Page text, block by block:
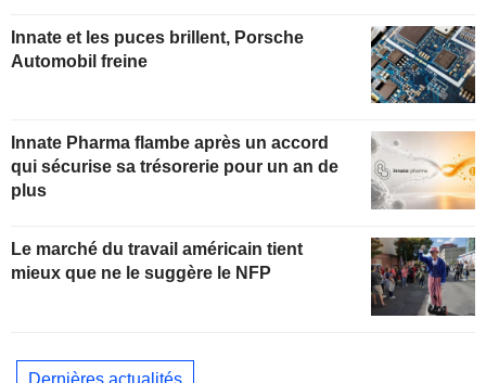
Innate et les puces brillent, Porsche
Automobil freine
Innate Pharma flambe après un accord
qui sécurise sa trésorerie pour un an de
plus
Le marché du travail américain tient
mieux que ne le suggère le NFP
Dernières actualités